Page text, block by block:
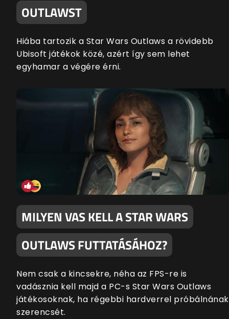
OUTLAWST
Hiába tartozik a Star Wars Outlaws a rövidebb
Ubisoft játékok közé, azért így sem lehet
egyhamar a végére érni.
MILYEN VAS KELL A STAR WARS
OUTLAWS FUTTATÁSÁHOZ?
Nem csak a kincsekre, néha az FPS-re is
vadásznia kell majd a PC-s Star Wars Outlaws
játékosoknak, ha régebbi hardverrel próbálnának
szerencsét.